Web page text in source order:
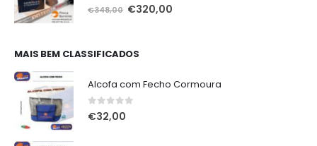
€348,00 O
era:
€320,00
MAIS BEM CLASSIFICADOS
Alcofa com Fecho Cormoura
0out of 5
€32,00